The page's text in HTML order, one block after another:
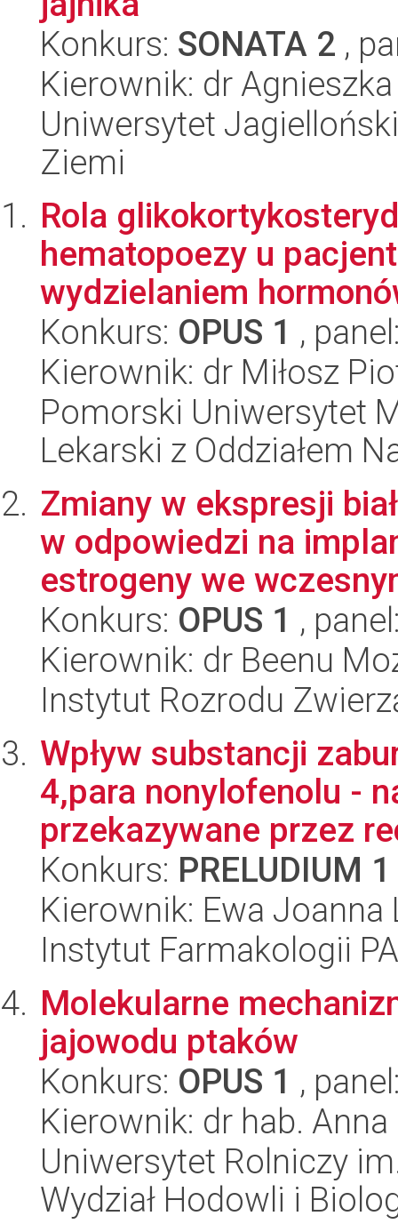
Konkurs: SONATA 2 ,
Kierownik: dr
Uniwersytet
Ziemi
Rola
hematopoezy u
wydzielaniem
Konkurs: OPUS 1 ,
Kierownik: dr Miłosz
Pomorski Uniwersytet
Lekarski z Oddziałem
Zmiany w ekspresji
w odpowiedzi na
estrogeny we
Konkurs: OPUS 1 ,
Kierownik: dr Beenu
Instytut Rozrodu
Wpływ substancji
4,para nonylofenolu -
przekazywane przez
Konkurs: PRELUDIUM 1
Kierownik: Ewa Joanna
Instytut Farmakologii
Molekularne
jajowodu ptaków
Konkurs: OPUS 1 ,
Kierownik: dr hab. Anna
Uniwersytet Rolniczy
Wydział Hodowli i